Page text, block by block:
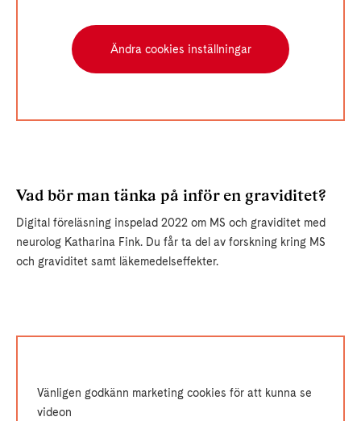
Ändra cookies inställningar
Vad bör man tänka på inför en graviditet?
Digital föreläsning inspelad 2022 om MS och graviditet med
neurolog Katharina Fink. Du får ta del av forskning kring MS
och graviditet samt läkemedelseffekter.
Vänligen godkänn marketing cookies för att kunna se
videon